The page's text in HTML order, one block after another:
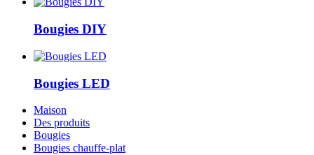
Bougies DIY
Bougies LED
Maison
Des produits
Bougies
Bougies chauffe-plat